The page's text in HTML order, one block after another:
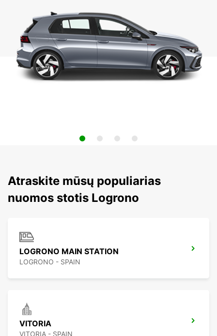
Atraskite mūsų populiarias
nuomos stotis Logrono
LOGRONO MAIN STATION
LOGRONO - SPAIN
VITORIA
VITORIA - SPAIN